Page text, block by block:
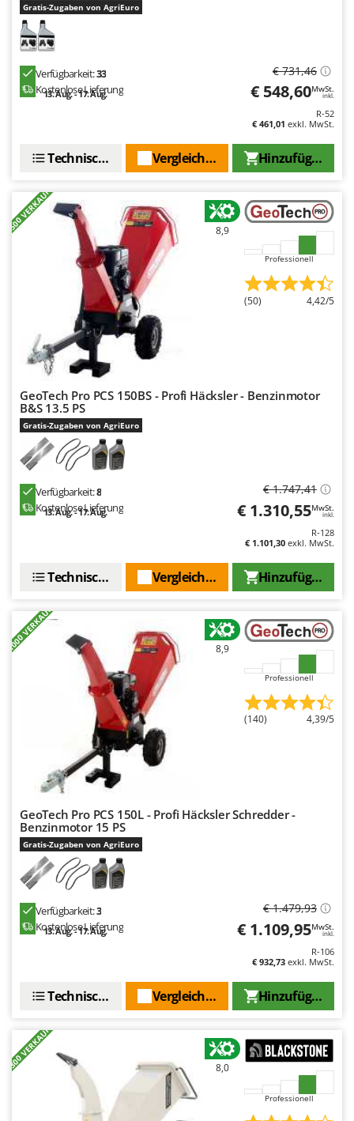
Gratis-Zugaben von AgriEuro
Verfügbarkeit:33
Kostenlose Lieferung
13. Aug. - 17. Aug.
€ 731,46
€ 548,60MwSt.
inkl.
R-52
€ 461,01 exkl. MwSt.
Hinzufügen
Vergleichen Sie
Technische Daten
+500 VERKAUFT 8,9
Professionell
(50) 4,42/5
GeoTech Pro PCS 150BS - Profi Häcksler - Benzinmotor
B&S 13.5 PS
Gratis-Zugaben von AgriEuro
Verfügbarkeit:8
Kostenlose Lieferung
13. Aug. - 17. Aug.
€ 1.747,41
€ 1.310,55MwSt.
inkl.
R-128
€ 1.101,30 exkl. MwSt.
Hinzufügen
Vergleichen Sie
Technische Daten
+1000 VERKAUFT 8,9
Professionell
(140) 4,39/5
GeoTech Pro PCS 150L - Profi Häcksler Schredder -
Benzinmotor 15 PS
Gratis-Zugaben von AgriEuro
Verfügbarkeit:3
Kostenlose Lieferung
13. Aug. - 17. Aug.
€ 1.479,93
€ 1.109,95MwSt.
inkl.
R-106
€ 932,73 exkl. MwSt.
Hinzufügen
Vergleichen Sie
Technische Daten
+300 VERKAUFT 8,0
Professionell